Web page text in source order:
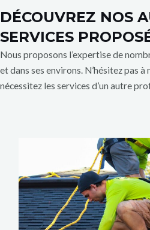
DÉCOUVREZ NOS
SERVICES
Nous proposons l’expertise de
et dans ses environs. N’hésitez pas
nécessitez les services d’un autre